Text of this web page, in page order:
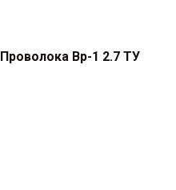
Проволока Вр-1 2.7 ТУ